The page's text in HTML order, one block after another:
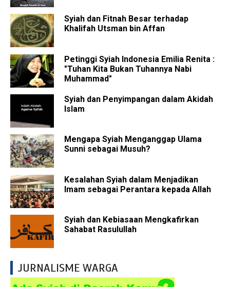
Syiah dan Fitnah Besar terhadap
Khalifah Utsman bin Affan
Petinggi Syiah Indonesia Emilia Renita :
"Tuhan Kita Bukan Tuhannya Nabi
Muhammad"
Syiah dan Penyimpangan dalam Akidah
Islam
Mengapa Syiah Menganggap Ulama
Sunni sebagai Musuh?
Kesalahan Syiah dalam Menjadikan
Imam sebagai Perantara kepada Allah
Syiah dan Kebiasaan Mengkafirkan
Sahabat Rasulullah
JURNALISME WARGA